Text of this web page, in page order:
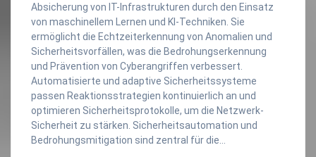
Absicherung von IT-Infrastrukturen durch den Einsatz
von maschinellem Lernen und KI-Techniken. Sie
ermöglicht die Echtzeiterkennung von Anomalien und
Sicherheitsvorfällen, was die Bedrohungserkennung
und Prävention von Cyberangriffen verbessert.
Automatisierte und adaptive Sicherheitssysteme
passen Reaktionsstrategien kontinuierlich an und
optimieren Sicherheitsprotokolle, um die Netzwerk-
Sicherheit zu stärken. Sicherheitsautomation und
Bedrohungsmitigation sind zentral für die…